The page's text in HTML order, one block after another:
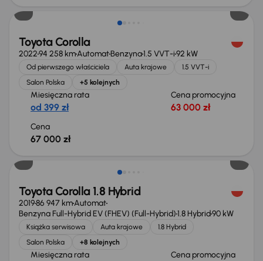
Toyota Corolla
202294 258 kmAutomatBenzyna1.5 VVT-i92 kW
Od pierwszego właściciela Auta krajowe
1.5 VVT-i
Salon Polska
+5 kolejnych
Miesięczna rata
od 399 zł
Cena promocyjna
63 000 zł
Cena
67 000 zł
Taniej o 1 000 zł
Toyota Corolla 1.8 Hybrid
201986 947 kmAutomat
Benzyna Full-Hybrid EV (FHEV) (Full-Hybrid)1.8 Hybrid90 kW
Książka serwisowa Auta krajowe
1.8 Hybrid
Salon Polska
+8 kolejnych
Miesięczna rata Cena promocyjna